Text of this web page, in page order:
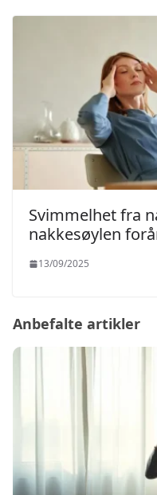
Svimmelhet fra
nakkesøylen
13/09/2025
Anbefalte artikler